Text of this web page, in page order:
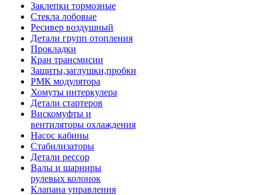
Заклепки тормозные
Стекла лобовые
Ресивер воздушный
Детали групп отопления
Прокладки
Кран трансмисии
Защиты,заглушки,пробки
РМК модулятора
Хомуты интеркулера
Детали стартеров
Вискомуфты и
вентиляторы охлаждения
Насос кабины
Стабилизаторы
Детали рессор
Валы и шарниры
рулевых колонок
Клапана управления